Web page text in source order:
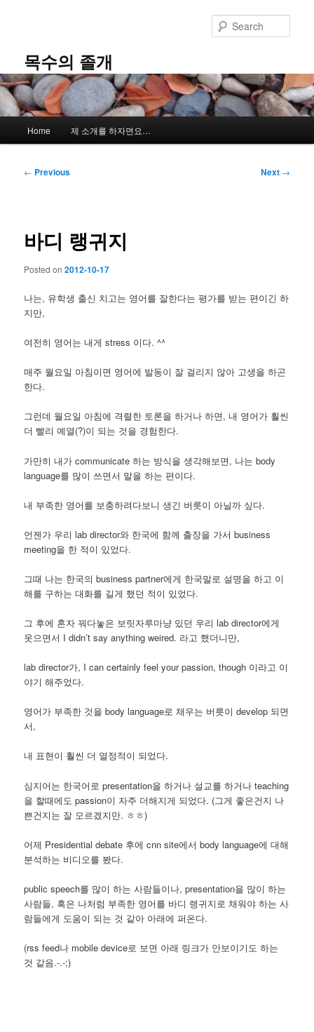
content목수의 졸개
Home 제 소개를 하자면요…
Post
← Previous Next →
바디 랭귀지
Posted on2012-10-17
나는, 유학생 출신 치고는 영어를 잘한다는 평가를 받는 편이긴 하
지만,
여전히 영어는 내게 stress 이다. ^^
매주 월요일 아침이면 영어에 발동이 잘 걸리지 않아 고생을 하곤
한다.
그런데 월요일 아침에 격렬한 토론을 하거나 하면, 내 영어가 훨씬
더 빨리 예열(?)이 되는 것을 경험한다.
가만히 내가 communicate 하는 방식을 생각해보면, 나는 body
language를 많이 쓰면서 말을 하는 편이다.
내 부족한 영어를 보충하려다보니 생긴 버릇이 아닐까 싶다.
언젠가 우리 lab director와 한국에 함께 출장을 가서 business
meeting을 한 적이 있었다.
그때 나는 한국의 business partner에게 한국말로 설명을 하고 이
해를 구하는 대화를 길게 했던 적이 있었다.
그 후에 혼자 꿔다놓은 보릿자루마냥 있던 우리 lab director에게
웃으면서 I didn’t say anything weired. 라고 했더니만,
lab director가, I can certainly feel your passion, though 이라고 이
야기 해주었다.
영어가 부족한 것을 body language로 채우는 버릇이 develop 되면
서,
내 표현이 훨씬 더 열정적이 되었다.
심지어는 한국어로 presentation을 하거나 설교를 하거나 teaching
을 할때에도 passion이 자주 더해지게 되었다. (그게 좋은건지 나
쁜건지는 잘 모르겠지만. ㅎㅎ)
어제 Presidential debate 후에 cnn site에서 body language에 대해
분석하는 비디오를 봤다.
public speech를 많이 하는 사람들이나, presentation을 많이 하는
사람들, 혹은 나처럼 부족한 영어를 바디 랭귀지로 채워야 하는 사
람들에게 도움이 되는 것 같아 아래에 퍼온다.
(rss feed나 mobile device로 보면 아래 링크가 안보이기도 하는
것 같음.-.-;)